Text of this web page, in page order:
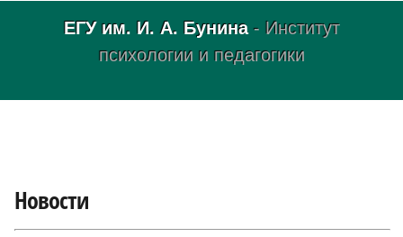
ЕГУ им. И. А. Бунина- Институт
психологии и педагогики
Новости